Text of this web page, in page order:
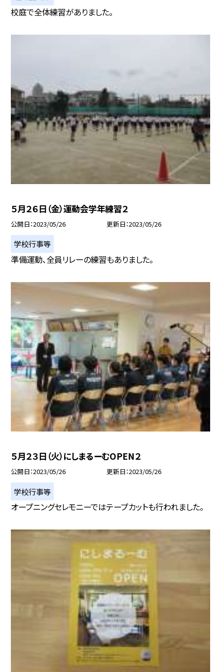
校庭で全体練習がありました。
５月２６日（金）運動会学年練習２
公開日 2023/05/26 更新日 2023/05/26
学校行事等
準備運動、全員リレーの練習もありました。
５月２３日（火）にしまるーむOPEN２
公開日 2023/05/26 更新日 2023/05/26
学校行事等
オープニングセレモニーではテープカットも行われました。